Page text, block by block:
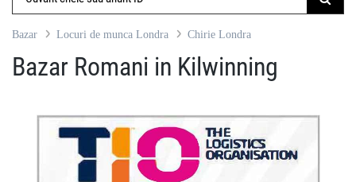
Bazar Locuri de munca Londra Chirie Londra
Bazar Romani in Kilwinning